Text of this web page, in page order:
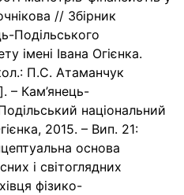
// Збірник
Подільського
імені Івана Огієнка.
П.С. Атаманчук
– Кам’янець-
національний
2015. – Вип. 21:
основа
і світоглядних
фізико-